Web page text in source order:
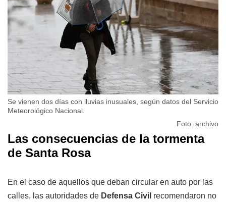
Se vienen dos días con lluvias inusuales, según datos del Servicio
Meteorológico Nacional.
Foto: archivo
Las consecuencias de la tormenta
de Santa Rosa
En el caso de aquellos que deban circular en auto por las
calles, las autoridades de Defensa Civil recomendaron no